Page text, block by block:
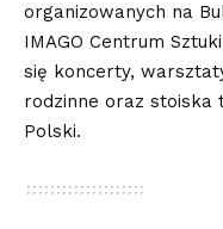
organizowanych na
IMAGO Centrum
się koncerty,
rodzinne oraz stoiska
Polski.